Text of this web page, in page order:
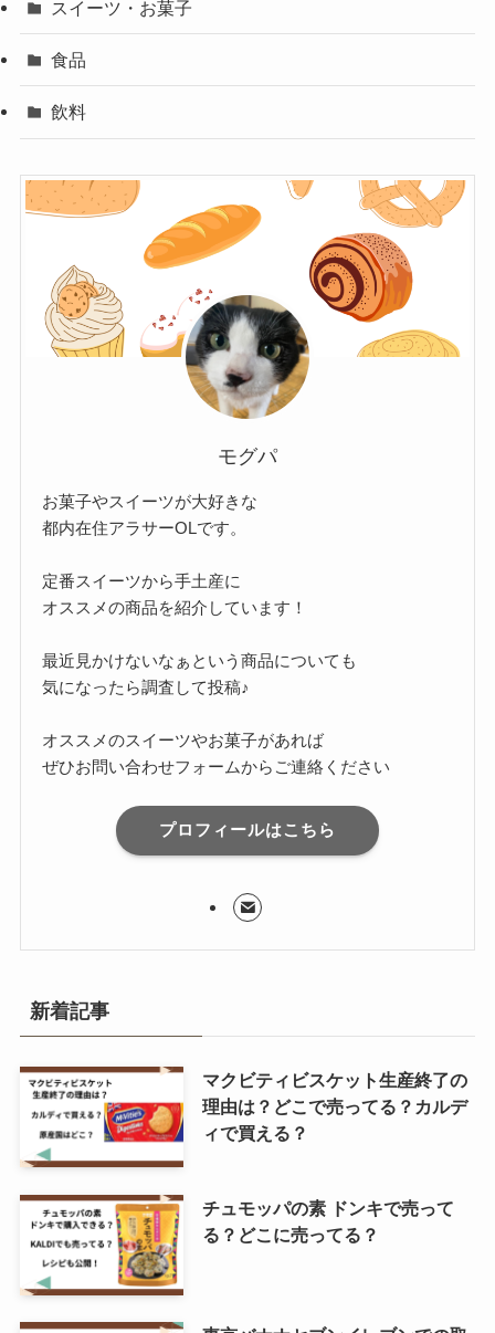
スイーツ・お菓子
食品
飲料
モグパ
お菓子やスイーツが大好きな
都内在住アラサーOLです。
定番スイーツから手土産に
オススメの商品を紹介しています！
最近見かけないなぁという商品についても
気になったら調査して投稿♪
オススメのスイーツやお菓子があれば
ぜひお問い合わせフォームからご連絡ください
プロフィールはこちら
新着記事
マクビティビスケット生産終了の
理由は？どこで売ってる？カルデ
ィで買える？
チュモッパの素 ドンキで売って
る？どこに売ってる？